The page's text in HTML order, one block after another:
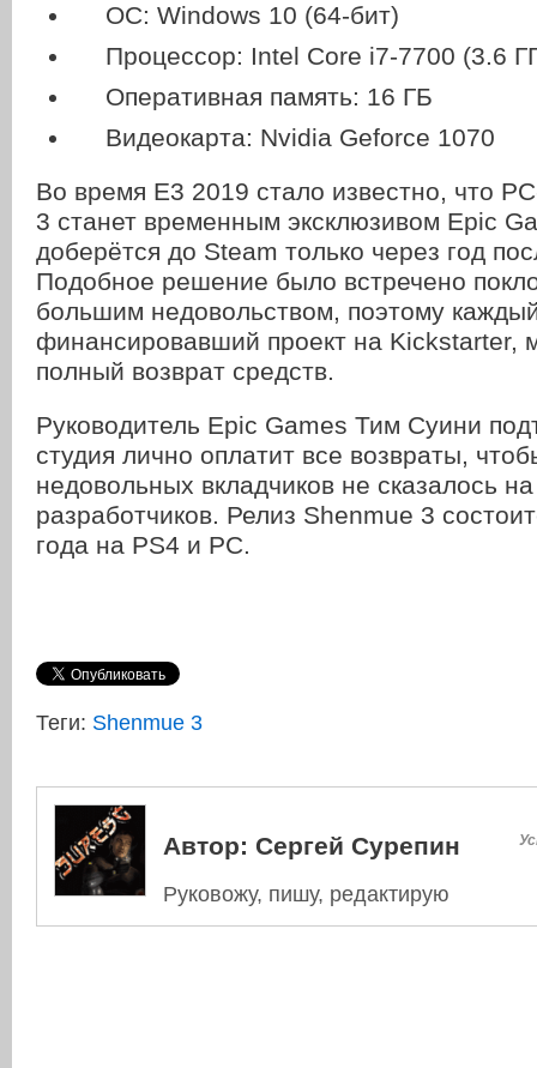
ОС: Windows 10 (64-бит)
Процессор: Intel Core i7-7700 (3.6
Оперативная память: 16 ГБ
Видеокарта: Nvidia Geforce 1070
Во время Е3 2019 стало известно, что
3 станет временным эксклюзивом Epic
доберётся до Steam только через год
Подобное решение было встречено
большим недовольством, поэтому
финансировавший проект на Kickstarter,
полный возврат средств.
Руководитель Epic Games Тим Суини
студия лично оплатит все возвраты,
недовольных вкладчиков не сказалось
разработчиков. Релиз Shenmue 3
года на PS4 и РС.
Теги: Shenmue 3
Автор: Сергей Сурепин
Руковожу, пишу, редактирую